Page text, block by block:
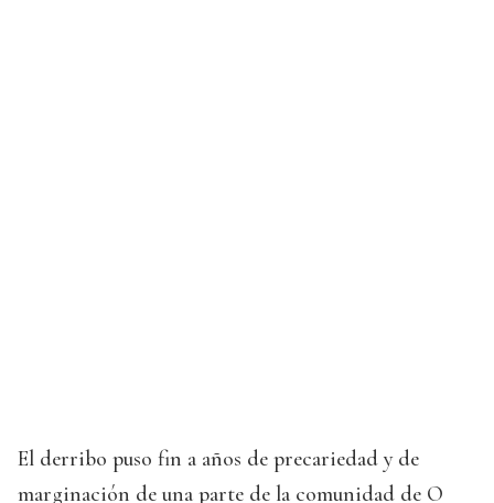
El derribo puso fin a años de precariedad y de
marginación de una parte de la comunidad de O